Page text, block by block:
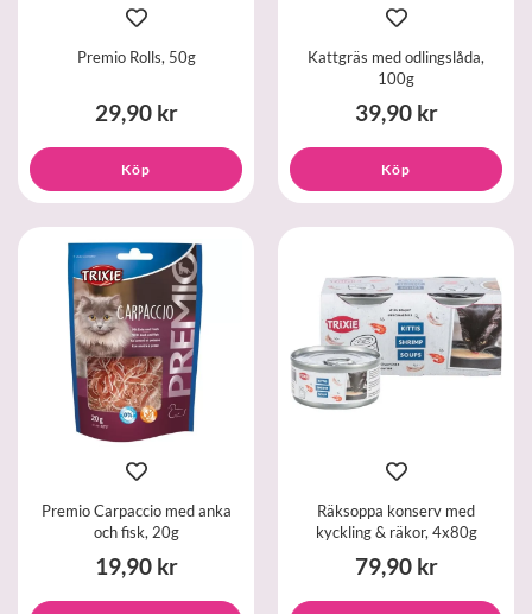
Premio Rolls, 50g
29,90 kr
Köp
Kattgräs med odlingslåda,
100g
39,90 kr
Köp
Premio Carpaccio med anka
och fisk, 20g
19,90 kr
Räksoppa konserv med
kyckling & räkor, 4x80g
79,90 kr